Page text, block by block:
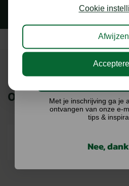
ONZE MERKEN
Cookie
Afwijzen
kans op €75,- te besteden
Ik doe
Met je inschrijving ga je
ontvangen van onze e-
tips &
Nee,